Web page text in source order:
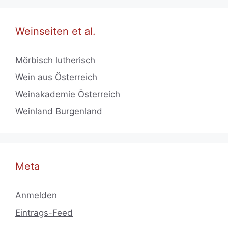
Weinseiten et al.
Mörbisch lutherisch
Wein aus Österreich
Weinakademie Österreich
Weinland Burgenland
Meta
Anmelden
Eintrags-Feed